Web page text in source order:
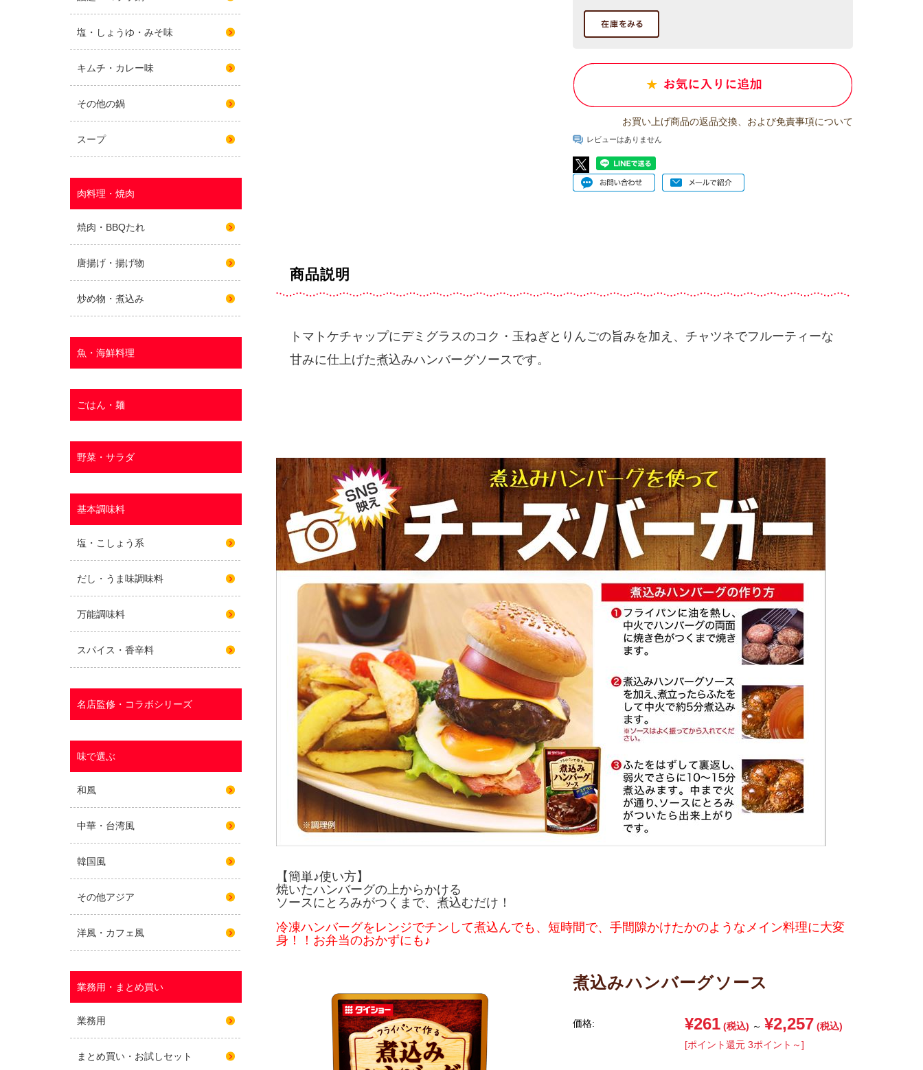
お買い上げ商品の返品交換、および免責事項について
レビューはありません
商品説明
トマトケチャップにデミグラスのコク・玉ねぎとりんごの旨みを加え、チャツネでフルーティーな
甘みに仕上げた煮込みハンバーグソースです。
【簡単♪使い方】
焼いたハンバーグの上からかける
ソースにとろみがつくまで、煮込むだけ！
冷凍ハンバーグをレンジでチンして煮込んでも、短時間で、手間隙かけたかのようなメイン料理に大変
身！！お弁当のおかずにも♪
煮込みハンバーグソース
価格: ¥261 (税込) ～ ¥2,257 (税込)
[ポイント還元 3ポイント～]